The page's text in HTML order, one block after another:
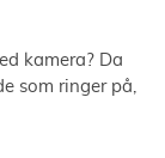
kamera? Da
som ringer på,